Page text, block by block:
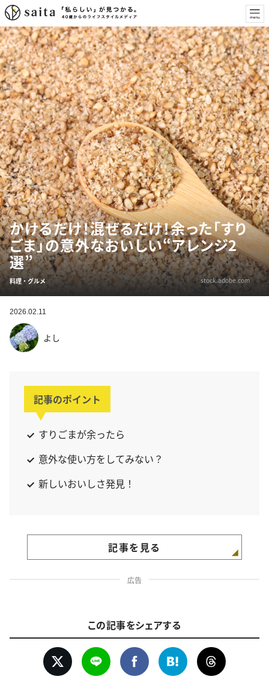
かけるだけ！混ぜるだけ！余った「すり
ごま」の意外なおいしい“アレンジ2
選”
料理・グルメ stock.adobe.com
2026.02.11
よし
記事のポイント
すりごまが余ったら
意外な使い方をしてみない？
新しいおいしさ発見！
記事を見る
広告
この記事をシェアする